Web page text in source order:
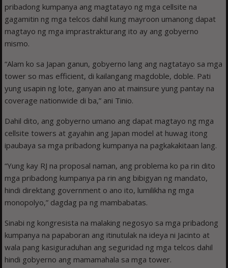
pribadong kumpanya ang magtatayo ng mga cellsite na
gagamitin ng mga telcos dahil kung mayroon umanong dapat
magtayo ng mga imprastrakturang ito ay ang gobyerno
mismo.
“Alam ko sa Japan ganun, gobyerno lang ang nagtatayo sa mga
tower so mas efficient, di kailangang magdoble, doble. Pati
yung usapin ng lote, ganyan ano at mainsure yung pantay na
coverage nationwide di ba,” ani Tinio.
Dahil dito, ang gobyerno umano ang dapat magtayo ng mga
cellsite towers at gayahin ang Japan model at huwag itong
ipaubaya sa mga pribadong kumpanya na pagkakakitaan lang.
“Yung kay RJ na proposal naman, ang problema ko pa rin dito
mga pribadong kumpanya pa rin ang bibigyan ng mandato,
hindi direktang government o ano ito, lumilikha ng mga
monopolyo,” dagdag pa ng mambabatas.
Sinabi ng kongresista na malaking negosyo sa mga pribadong
kumpanya na papaboran ang itinutulak na ideya ni Jacinto at
wala pang kasiguraduhan ang seguridad ng mga telcos dahil
hindi gobyerno ang mamamahala sa mga tower.